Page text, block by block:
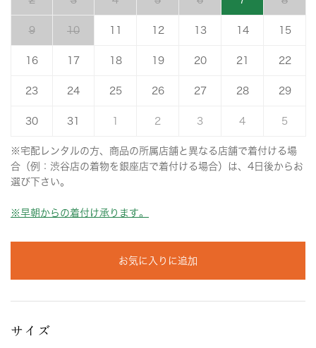
9 10 12 13 14 15
16 17 18 19 20 21 22
23 24 25 26 27 28 29
30 31 2 3 4 5
※宅配レンタルの方、商品の所属店舗と異なる店舗で着付ける場
合（例：渋谷店の着物を銀座店で着付ける場合）は、4日後からお
選び下さい。
※早朝からの着付け承ります。
お気に入りに追加
サイズ